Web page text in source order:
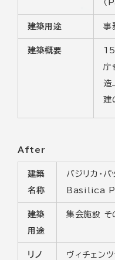
建築用途 事
建築概要
15
庁
造
建
After
建築
名称
バジリカ・パ
Basilica
建築
用途
集会施設 そ
リノ
ヴィチェン